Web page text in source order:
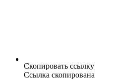
Скопировать ссылку
Ссылка скопирована